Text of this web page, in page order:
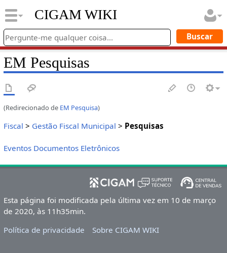
CIGAM WIKI
EM Pesquisas
(Redirecionado de EM Pesquisa)
Fiscal > Gestão Fiscal Municipal > Pesquisas
Eventos Documentos Eletrônicos
Esta página foi modificada pela última vez em 10 de março
de 2020, às 11h35min.
Política de privacidade
Sobre CIGAM WIKI